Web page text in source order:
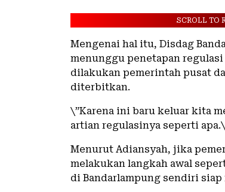
SCROLL TO
Mengenai hal itu, Disdag
menunggu penetapan
dilakukan pemerintah pusat
diterbitkan.
\”Karena ini baru keluar kita
artian regulasinya seperti
Menurut Adiansyah, jika
melakukan langkah awal
di Bandarlampung sendiri